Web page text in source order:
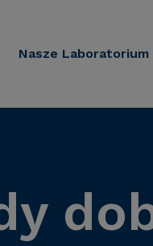
Nasze Laboratorium